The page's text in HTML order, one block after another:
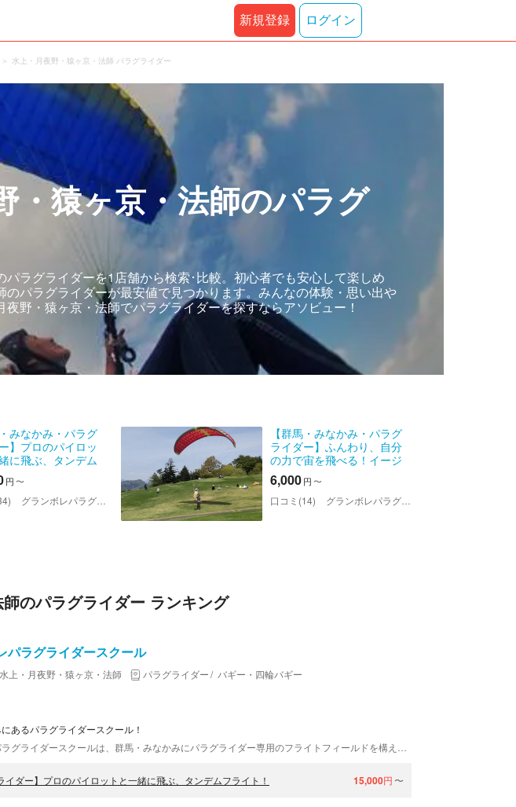
新規登録 ログイン
水上・月夜野・猿ヶ京・法師 パラグライダー
・猿ヶ京・法師のパラグ
ラグライダーを1店舗から検索･比較。初心者でも安心して楽しめ
のパラグライダーが最安値で見つかります。みんなの体験・思い出や
野・猿ヶ京・法師でパラグライダーを探すならアソビュー！
・みなかみ・パラグ
】プロのパイロッ
に飛ぶ、タンデム
！
円 〜
グランボレパラグライダースクール
【群馬・みなかみ・パラグ
ライダー】ふんわり、自分
の力で宙を飛べる！イージ
ー浮遊体験
6,000円 〜
口コミ(14) グランボレパラグライダースクール
のパラグライダー ランキング
パラグライダースクール
水上・月夜野・猿ヶ京・法師 パラグライダー
バギー・四輪バギー
あるパラグライダースクール！
イダー】プロのパイロットと一緒に飛ぶ、タンデムフライト！ 15,000円 〜